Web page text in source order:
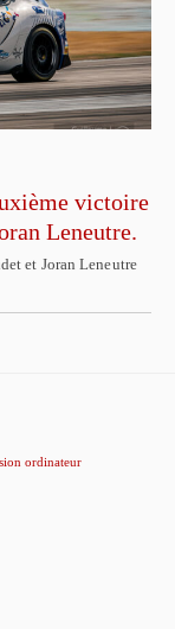
victoire
Leneutre.
et Joran Leneutre
ordinateur